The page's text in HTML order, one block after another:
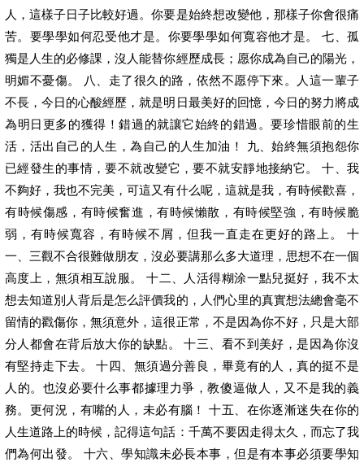
人，這樣子日子比較好過。你要是始終想改變他，那樣子你會很痛
苦。要學學如何忍受他才是。你要學學如何寬容他才是。 七、孤
獨是人生的必修課，沒人能替你經歷成長；愿你成為自己的陽光，
明媚不憂傷。 八、走了很久的路，依然不愿停下來。人這一輩子
不長，今日的心酸經歷，就是明日最美好的回憶，今日的努力將成
為明日更多的獲得！錯過的就讓它始終的錯過。要珍惜眼前的生
活，活出自己的人生，為自己的人生加油！ 九、始終無須抱怨你
已經發生的事情，要不就改變它，要不就安靜地接納它。 十、我
不夠好，我也不完美，可這又有什么呢，這就是我，有時候歡喜，
有時候傷感，有時候奮進，有時候懶散，有時候堅強，有時候脆
弱，有時候寬容，有時候不屑，但我一直走在更好的路上。 十
一、三觀不合很難做朋友，沒必要講那么多大道理，思想不在一個
高度上，無須相互說服。 十二、人活得糊涂一點兒挺好，我不太
想去知道別人背后是怎么評價我的，人們心里的真實想法總會毫不
留情的戳傷你，無須意外，這很正常，不是因為你不好，只是大部
分人都會在背后放大你的缺點。 十三、看不到美好，是因為你沒
有堅持走下去。 十四、無須過分善良，畢竟有的人，真的挺不是
人的。也沒必要什么事都據理力爭，教傻逼做人，又不是我的義
務。更何況，有嘴的人，未必有腦！ 十五、在你逐漸迷失在你的
人生道路上的時候，記得這句話：千萬不要因走得太久，而忘了我
們為何出發。 十六、學知識未必長本事，但是有本事必須要學知